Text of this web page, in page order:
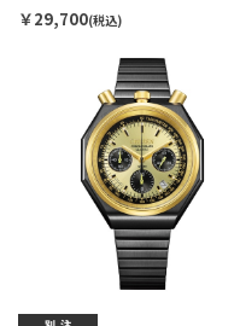
￥29,700(税込)